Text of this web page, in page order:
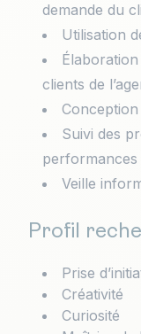
demande du
Utilisation
clients de
Suivi des
performances
Veille
Profil
Prise
Créativité
Curiosité